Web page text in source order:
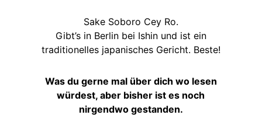
Sake Soboro Cey Ro.
Gibt’s in Berlin bei Ishin und ist ein
traditionelles japanisches Gericht. Beste!
Was du gerne mal über dich wo lesen
würdest, aber bisher ist es noch
nirgendwo gestanden.